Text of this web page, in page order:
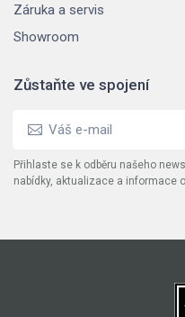
Záruka a servis
Showroom
Zůstaňte ve spojení
Přihlaste se k odběru našeho
nabídky, aktualizace a informace